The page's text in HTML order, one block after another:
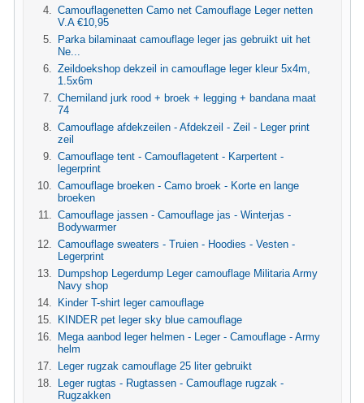
Camouflagenetten Camo net Camouflage Leger netten
V.A €10,95
Parka bilaminaat camouflage leger jas gebruikt uit het
Ne...
Zeildoekshop dekzeil in camouflage leger kleur 5x4m,
1.5x6m
Chemiland jurk rood + broek + legging + bandana maat
74
Camouflage afdekzeilen - Afdekzeil - Zeil - Leger print
zeil
Camouflage tent - Camouflagetent - Karpertent -
legerprint
Camouflage broeken - Camo broek - Korte en lange
broeken
Camouflage jassen - Camouflage jas - Winterjas -
Bodywarmer
Camouflage sweaters - Truien - Hoodies - Vesten -
Legerprint
Dumpshop Legerdump Leger camouflage Militaria Army
Navy shop
Kinder T-shirt leger camouflage
KINDER pet leger sky blue camouflage
Mega aanbod leger helmen - Leger - Camouflage - Army
helm
Leger rugzak camouflage 25 liter gebruikt
Leger rugtas - Rugtassen - Camouflage rugzak -
Rugzakken